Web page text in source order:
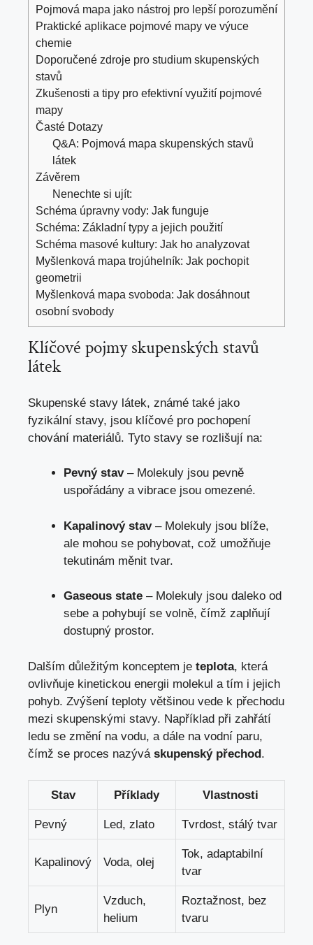
Pojmová mapa jako nástroj pro lepší porozumění
Praktické aplikace pojmové mapy ve výuce
chemie
Doporučené zdroje pro studium skupenských
stavů
Zkušenosti a tipy pro efektivní využití pojmové
mapy
Časté Dotazy
Q&A: Pojmová mapa skupenských stavů
látek
Závěrem
Nenechte si ujít:
Schéma úpravny vody: Jak funguje
Schéma: Základní typy a jejich použití
Schéma masové kultury: Jak ho analyzovat
Myšlenková mapa trojúhelník: Jak pochopit
geometrii
Myšlenková mapa svoboda: Jak dosáhnout
osobní svobody
Klíčové pojmy skupenských stavů
látek
Skupenské stavy látek, známé také jako
fyzikální stavy, jsou klíčové pro pochopení
chování materiálů. Tyto stavy se rozlišují na:
Pevný stav– Molekuly jsou pevně
uspořádány a vibrace jsou omezené.
Kapalinový stav– Molekuly jsou blíže,
ale mohou se pohybovat, což umožňuje
tekutinám měnit tvar.
Gaseous state – Molekuly jsou daleko od
sebe a pohybují se volně, čímž zaplňují
dostupný prostor.
Dalším důležitým konceptem je teplota, která
ovlivňuje kinetickou energii molekul a tím i jejich
pohyb. Zvýšení teploty většinou vede k přechodu
mezi skupenskými stavy. Například při zahřátí
ledu se změní na vodu, a dále na vodní paru,
čímž se proces nazývá skupenský přechod.
Stav Příklady Vlastnosti
Pevný Led, zlato Tvrdost, stálý tvar
Kapalinový Voda, olej
Tok, adaptabilní
tvar
Plyn
Vzduch,
helium
Roztažnost, bez
tvaru